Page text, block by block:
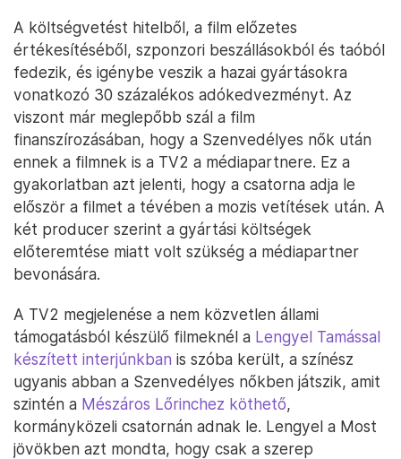
A költségvetést hitelből, a film előzetes
értékesítéséből, szponzori beszállásokból és taóból
fedezik, és igénybe veszik a hazai gyártásokra
vonatkozó 30 százalékos adókedvezményt. Az
viszont már meglepőbb szál a film
finanszírozásában, hogy a Szenvedélyes nők után
ennek a filmnek is a TV2 a médiapartnere. Ez a
gyakorlatban azt jelenti, hogy a csatorna adja le
először a filmet a tévében a mozis vetítések után. A
két producer szerint a gyártási költségek
előteremtése miatt volt szükség a médiapartner
bevonására.
A TV2 megjelenése a nem közvetlen állami
támogatásból készülő filmeknél a Lengyel Tamással
készített interjúnkban is szóba került, a színész
ugyanis abban a Szenvedélyes nőkben játszik, amit
szintén a Mészáros Lőrinchez köthető,
kormányközeli csatornán adnak le. Lengyel a Most
jövökben azt mondta, hogy csak a szerep